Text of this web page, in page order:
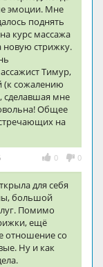
эмоции. Мне
поднять
курс массажа
новую стрижку.
Тимур,
(к сожалению
сделавшая мне
Общее
на
0 0
для себя
большой
Помимо
ещё
отношение со
Ну и как